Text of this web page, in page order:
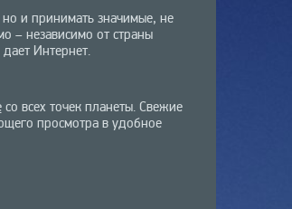
и принимать значимые, не
– независимо от страны
Интернет.
со всех точек планеты. Свежие
просмотра в удобное